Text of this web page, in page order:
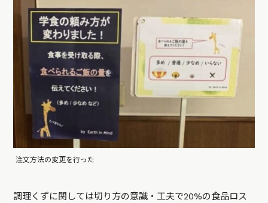
注文方法の変更を行った
調理くずに関しては切り方の意識・工夫で20%の食品ロス